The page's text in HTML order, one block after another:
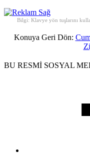
Bilgi: Klavye yön tuşlarını
Konuya Geri Dön:
BU RESMİ SOSYAL